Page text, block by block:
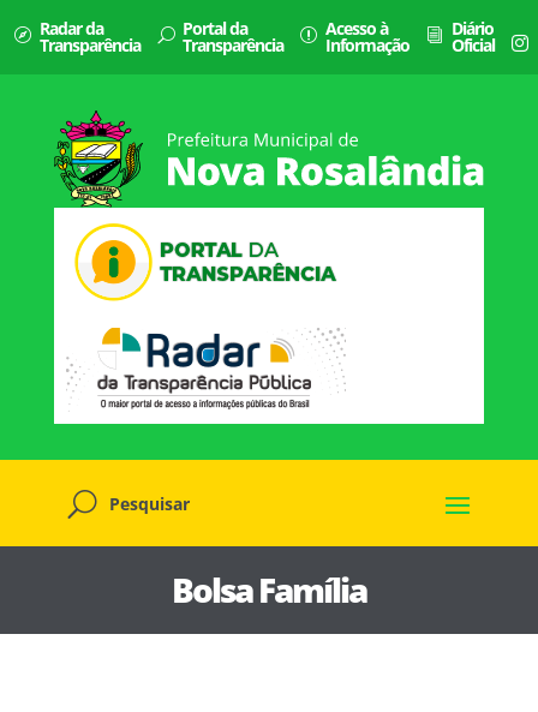
Radar da
Transparência
Portal da
Transparência
Acesso à
Informação
Diário
Oficial
Bolsa Família